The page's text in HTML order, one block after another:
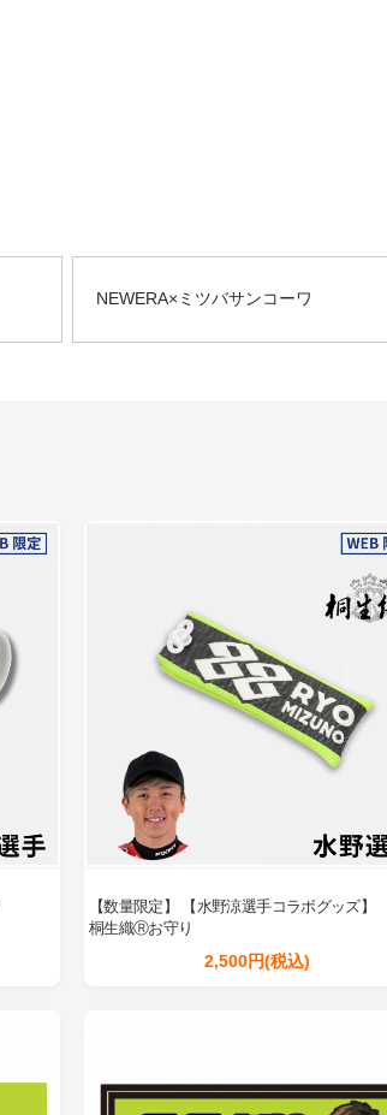
NEWERA×ミツバサンコーワ
【数量限定】 【水野涼選手コラボグッズ】
桐生織Ⓡお守り
2,500円(税込)